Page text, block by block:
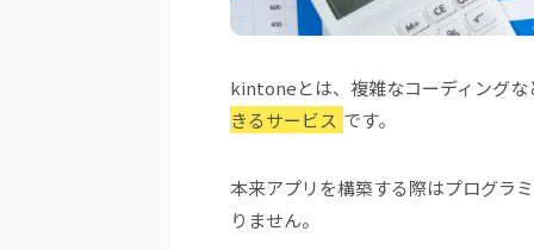
kintoneとは、複雑なコーディングな
きるサービス です。
本来アプリを構築する際はプログラ
りません。